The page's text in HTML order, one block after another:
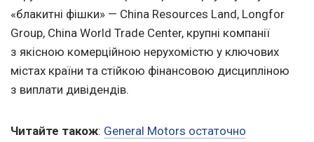
«блакитні фішки» — China Resources Land, Longfor
Group, China World Trade Center, крупні компанії
з якісною комерційною нерухомістю у ключових
містах країни та стійкою фінансовою дисципліною
з виплати дивідендів.
Читайте також: General Motors остаточно